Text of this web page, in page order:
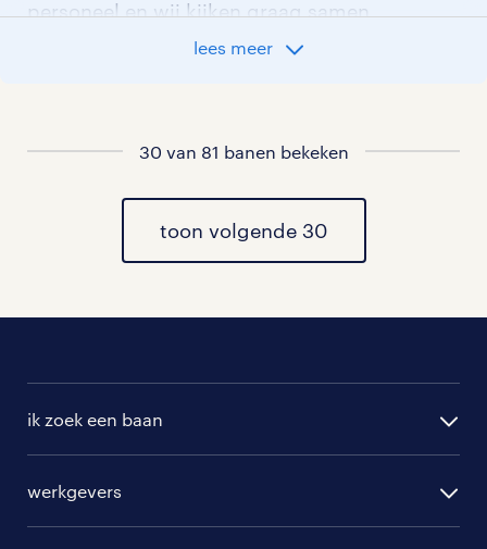
personeel en wij kijken graag samen
met je naar de organisatie die het beste
lees meer
30 van 81 banen bekeken
toon volgende 30
ik zoek een baan
werkgevers